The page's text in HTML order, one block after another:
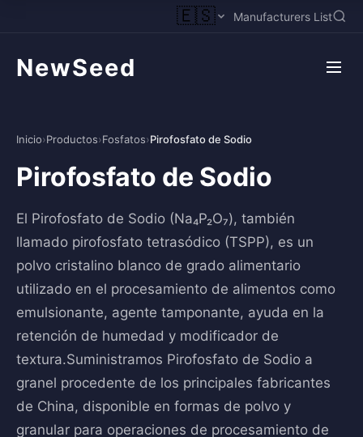
🇪🇸 Manufacturers List
NewSeed
Inicio›Productos›Fosfatos›Pirofosfato de Sodio
Pirofosfato de Sodio
El Pirofosfato de Sodio (Na₄P₂O₇), también
llamado pirofosfato tetrasódico (TSPP), es un
polvo cristalino blanco de grado alimentario
utilizado en el procesamiento de alimentos como
emulsionante, agente tamponante, ayuda en la
retención de humedad y modificador de
textura.Suministramos Pirofosfato de Sodio a
granel procedente de los principales fabricantes
de China, disponible en formas de polvo y
granular para operaciones de procesamiento de